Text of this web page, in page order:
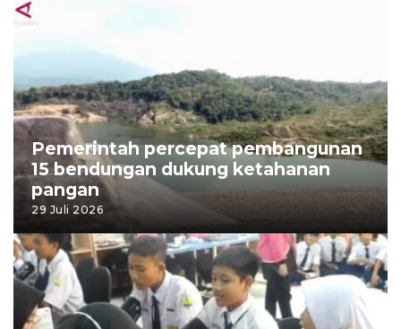
29 Juli 2026
Pemerintah percepat pembangunan
15 bendungan dukung ketahanan
pangan
29 Juli 2026